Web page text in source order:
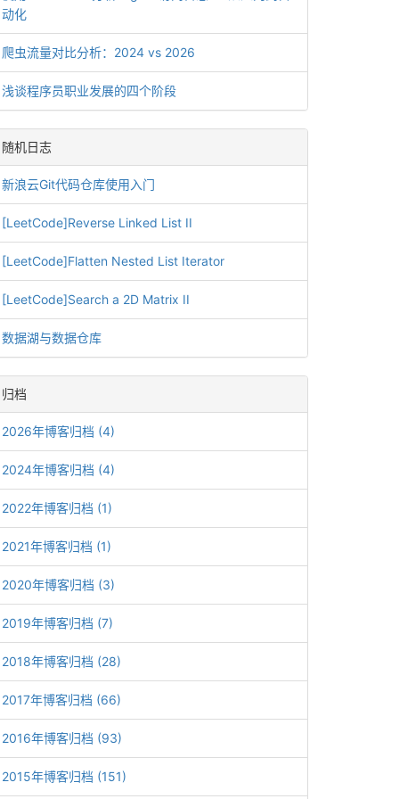
动化
爬虫流量对比分析：2024 vs 2026
浅谈程序员职业发展的四个阶段
随机日志
新浪云Git代码仓库使用入门
[LeetCode]Reverse Linked List II
[LeetCode]Flatten Nested List Iterator
[LeetCode]Search a 2D Matrix II
数据湖与数据仓库
归档
2026年博客归档 (4)
2024年博客归档 (4)
2022年博客归档 (1)
2021年博客归档 (1)
2020年博客归档 (3)
2019年博客归档 (7)
2018年博客归档 (28)
2017年博客归档 (66)
2016年博客归档 (93)
2015年博客归档 (151)